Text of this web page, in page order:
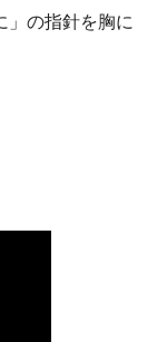
」の指針を胸に